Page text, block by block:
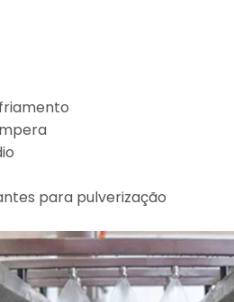
para pulverização